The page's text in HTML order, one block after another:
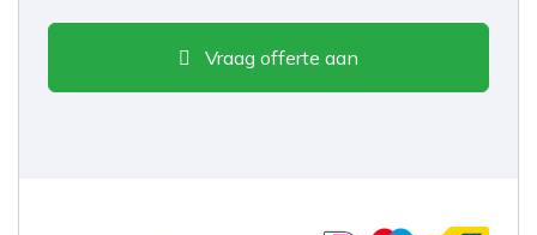
Vraag offerte aan